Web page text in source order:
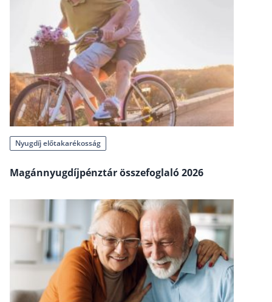
Rólunk
Szabad felhasználású hitel
Lakáshitel
Hitelkiváltás
Babaváró hitel
Vagyonbiztosítások
Casco
Utasbiztosítás
Lakásbiztosítás: válaszok az 50 leggyakoribb
kérdésre
Minősített Fogyasztóbarát Otthonbiztosítás
útmutató
Nyugdíj előtakarékosság
Magánnyugdíjpénztár összefoglaló 2026